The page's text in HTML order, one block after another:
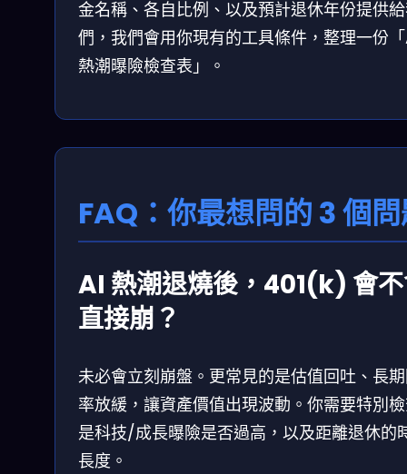
金名稱、各自比例、以及預計退休年份提供
們，我們會用你現有的工具條件，整理一份
熱潮曝險檢查表」。
FAQ：你最想問的 3 個
AI 熱潮退燒後，401(k) 會
直接崩？
未必會立刻崩盤。更常見的是估值回吐、長
率放緩，讓資產價值出現波動。你需要特別
是科技/成長曝險是否過高，以及距離退休的
長度。